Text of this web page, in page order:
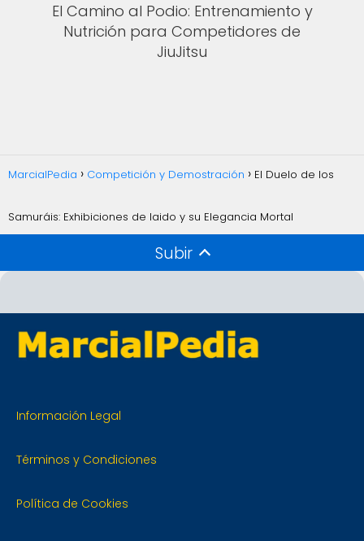
El Camino al Podio: Entrenamiento y
Nutrición para Competidores de
JiuJitsu
MarcialPedia Competición y Demostración El Duelo de los
Samuráis: Exhibiciones de Iaido y su Elegancia Mortal
Subir
Información Legal
Términos y Condiciones
Política de Cookies